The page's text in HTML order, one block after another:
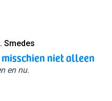
Smedes
misschien niet alleen
en nu.